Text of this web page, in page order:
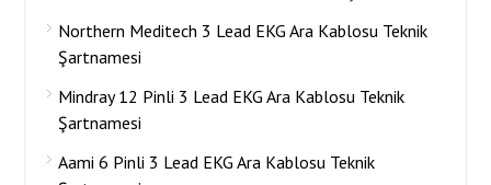
Northern Meditech 3 Lead EKG Ara Kablosu Teknik
Şartnamesi
Mindray 12 Pinli 3 Lead EKG Ara Kablosu Teknik
Şartnamesi
Aami 6 Pinli 3 Lead EKG Ara Kablosu Teknik